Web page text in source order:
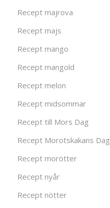
Recept majrova
Recept majs
Recept mango
Recept mangold
Recept melon
Recept midsommar
Recept till Mors Dag
Recept Morotskakans
Recept morötter
Recept nyår
Recept nötter